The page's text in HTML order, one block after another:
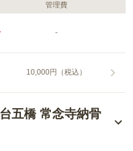
管理費
-
10,000円（税込）
五橋 常念寺納骨